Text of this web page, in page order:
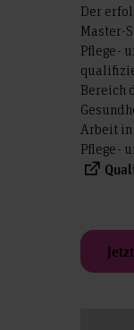
Der
Master-
Pflege-
Bereich
Arbeit
Pflege-